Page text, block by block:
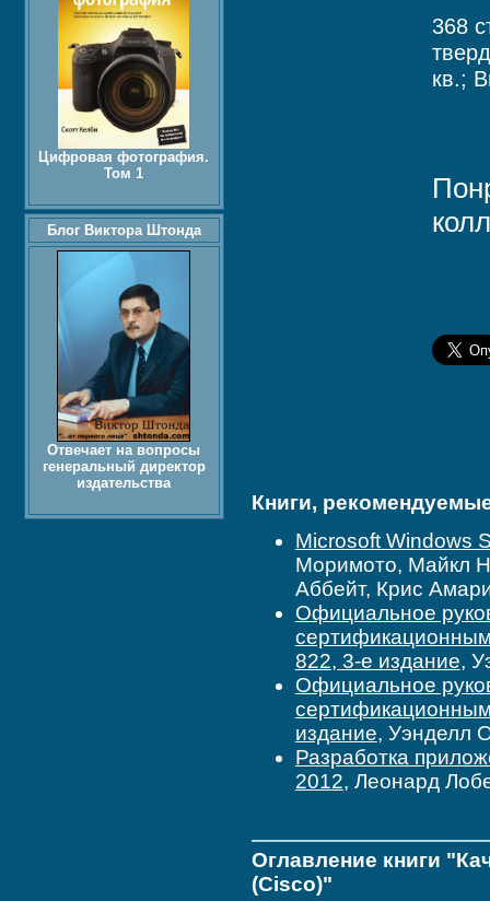
368
кв.;
Книги,
Microsoft Windows
Моримото, Майкл
Аббейт, Крис
Официальное
822, 3-е издание,
Официальное
издание, Уэнделл
Разработка
2012, Леонард
Оглавление книги
(Cisco)"
Цифровая фотография.
Том 1
Блог Виктора Штонда
Отвечает на вопросы
генеральный директор
издательства